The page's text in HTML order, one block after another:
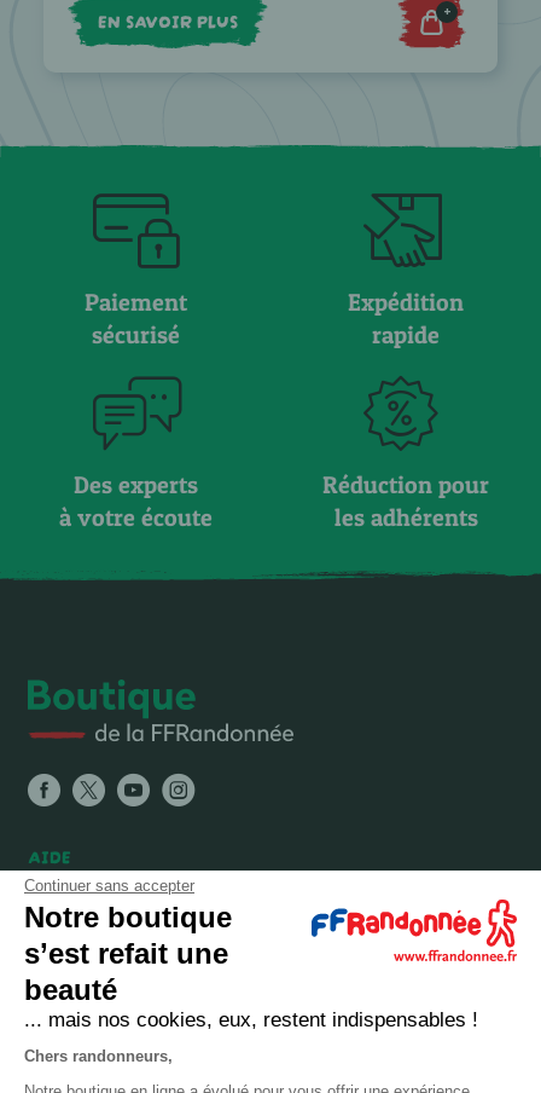
EN SAVOIR PLUS +
Paiement
sécurisé
Expédition
rapide
Des experts
à votre écoute
Réduction pour
les adhérents
AIDE
FAQ
Expéditions, livraisons et retours
Nous contacter
Qui sommes-nous ?
Continuer sans accepter
Notre boutique
s’est refait une
beauté
... mais nos cookies, eux, restent indispensables !
Chers randonneurs,